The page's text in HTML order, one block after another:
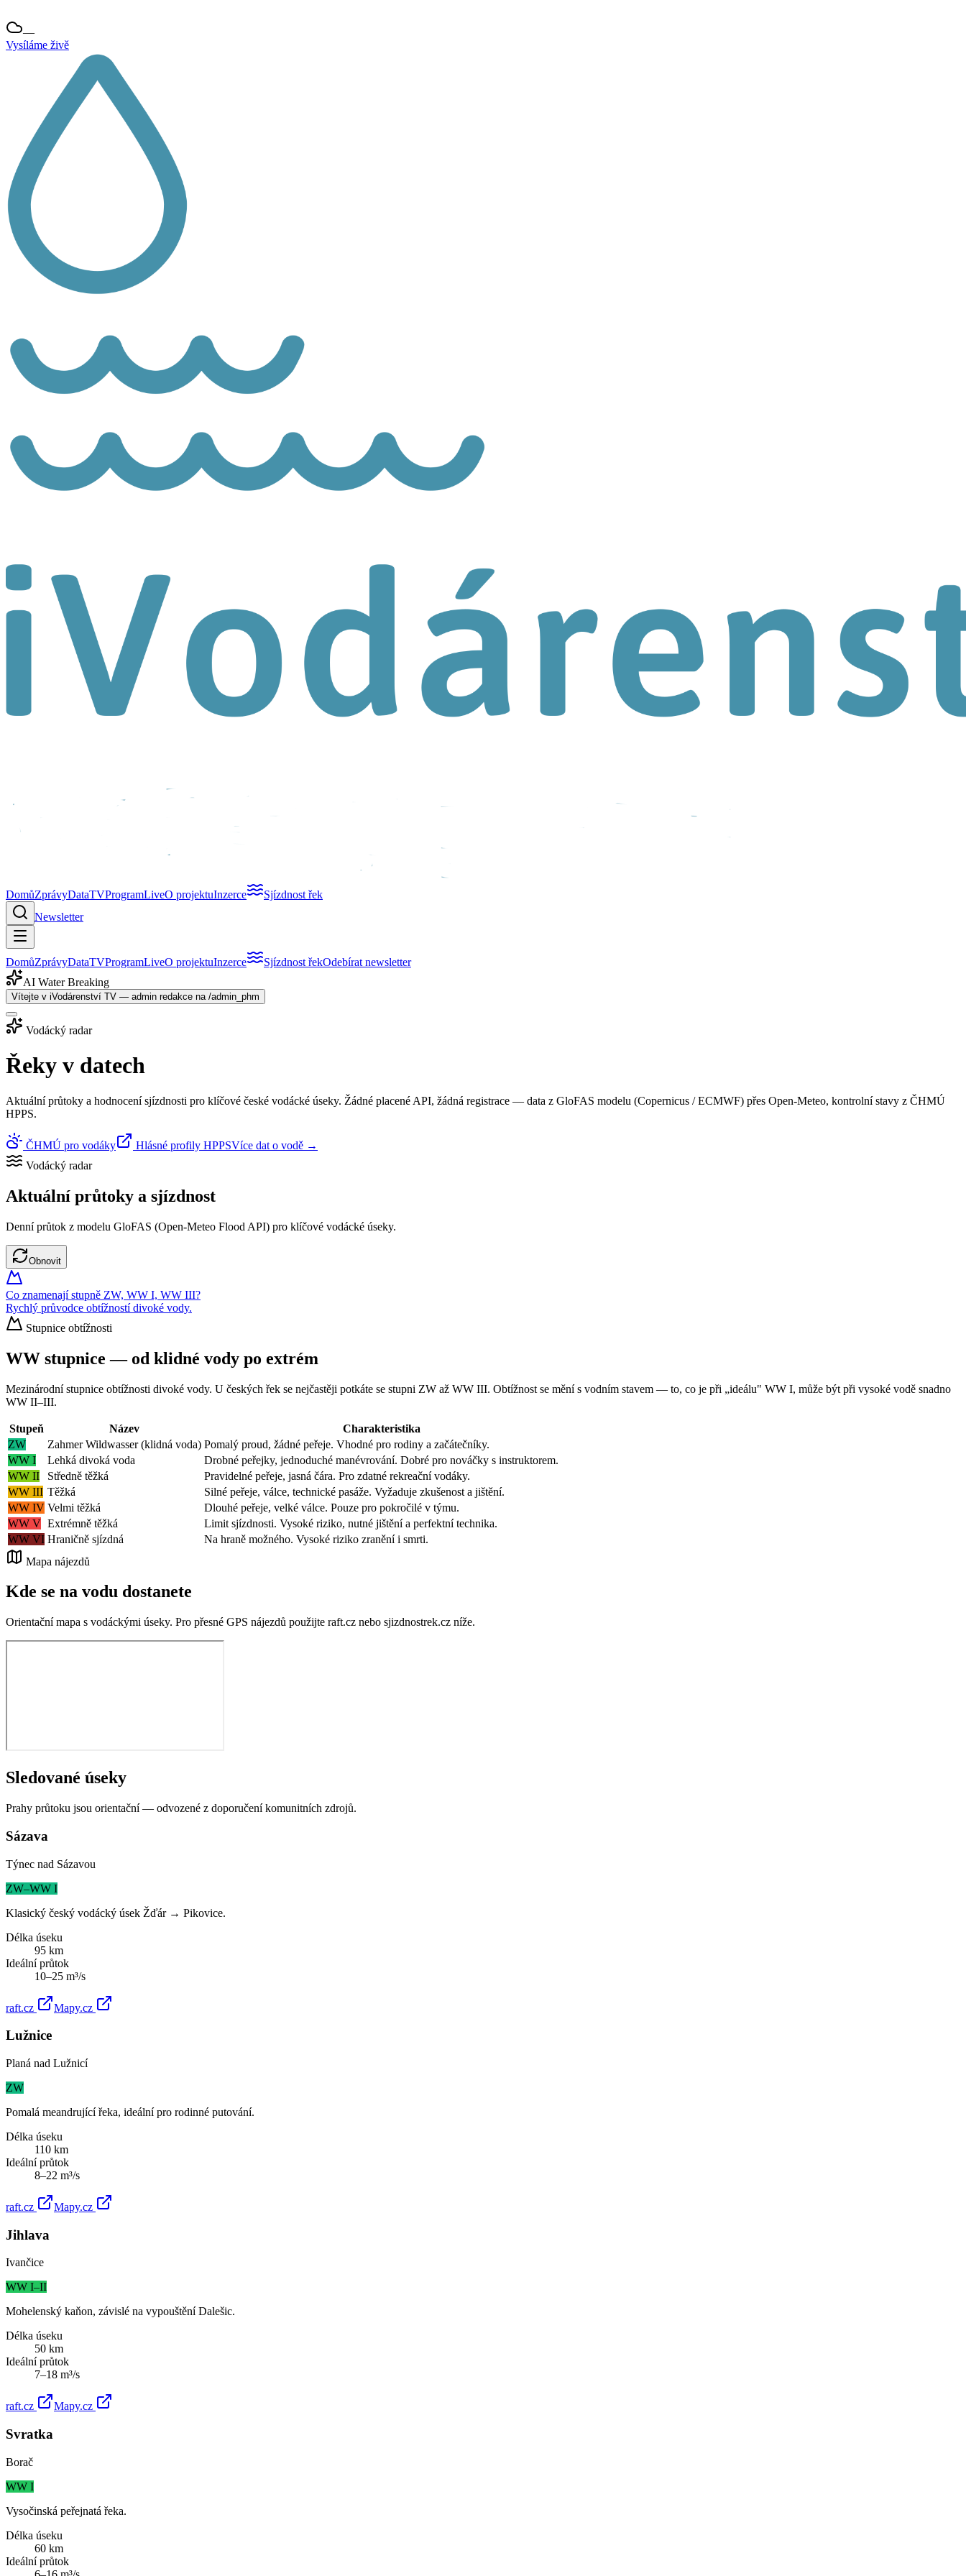
—
Vysíláme živě
DomůZprávyDataTVProgramLiveO projektuInzerce
Sjízdnost řek
Newsletter
DomůZprávyDataTVProgramLiveO projektuInzerce Sjízdnost řekOdebírat newsletter
AI Water Breaking
Vítejte v iVodárenství TV — admin redakce na /admin_phm
Vodácký radar
Řeky v datech
Aktuální průtoky a hodnocení sjízdnosti pro klíčové české vodácké úseky. Žádné placené API, žádná registrace — data z GloFAS modelu (Copernicus / ECMWF) přes Open-Meteo, kontrolní stavy z ČHMÚ
HPPS.
ČHMÚ pro vodáky Hlásné profily HPPSVíce dat o vodě →
Vodácký radar
Aktuální průtoky a sjízdnost
Denní průtok z modelu GloFAS (Open-Meteo Flood API) pro klíčové vodácké úseky.
Obnovit
Co znamenají stupně ZW, WW I, WW III?
Rychlý průvodce obtížností divoké vody.
Stupnice obtížnosti
WW stupnice — od klidné vody po extrém
Mezinárodní stupnice obtížnosti divoké vody. U českých řek se nejčastěji potkáte se stupni ZW až WW III. Obtížnost se mění s vodním stavem — to, co je při „ideálu" WW I, může být při vysoké vodě snadno
WW II–III.
Stupeň Název
Charakteristika
ZW
Zahmer Wildwasser (klidná voda) Pomalý proud, žádné peřeje. Vhodné pro rodiny a začátečníky.
WW I
Lehká divoká voda
Drobné peřejky, jednoduché manévrování. Dobré pro nováčky s instruktorem.
WW II
Středně těžká
Pravidelné peřeje, jasná čára. Pro zdatné rekreační vodáky.
WW III Těžká
Silné peřeje, válce, technické pasáže. Vyžaduje zkušenost a jištění.
WW IV Velmi těžká
Dlouhé peřeje, velké válce. Pouze pro pokročilé v týmu.
WW V Extrémně těžká
Limit sjízdnosti. Vysoké riziko, nutné jištění a perfektní technika.
WW VI Hraničně sjízdná
Na hraně možného. Vysoké riziko zranění i smrti.
Mapa nájezdů
Kde se na vodu dostanete
Orientační mapa s vodáckými úseky. Pro přesné GPS nájezdů použijte raft.cz nebo sjizdnostrek.cz níže.
Sledované úseky
Prahy průtoku jsou orientační — odvozené z doporučení komunitních zdrojů.
Sázava
Týnec nad Sázavou
ZW–WW I
Klasický český vodácký úsek Žďár → Pikovice.
Délka úseku
95 km
Ideální průtok
10–25 m³/s
raft.cz Mapy.cz
Lužnice
Planá nad Lužnicí
ZW
Pomalá meandrující řeka, ideální pro rodinné putování.
Délka úseku
110 km
Ideální průtok
8–22 m³/s
raft.cz Mapy.cz
Jihlava
Ivančice
WW I–II
Mohelenský kaňon, závislé na vypouštění Dalešic.
Délka úseku
50 km
Ideální průtok
7–18 m³/s
raft.cz Mapy.cz
Svratka
Borač
WW I
Vysočinská peřejnatá řeka.
Délka úseku
60 km
Ideální průtok